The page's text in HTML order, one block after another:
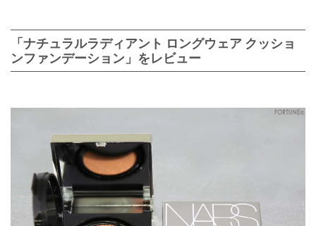
「ナチュラルラディアント ロングウェア クッショ
ンファンデーション」をレビュー